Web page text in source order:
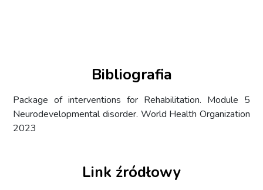
Bibliografia
Package of interventions for Rehabilitation. Module 5
Neurodevelopmental disorder. World Health Organization
2023
Link źródłowy